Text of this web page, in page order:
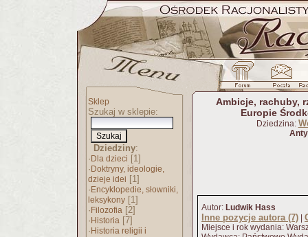
Sklep
Szukaj w sklepie:
Dziedziny:
· Dla dzieci [1]
· Doktryny, ideologie,
dzieje idei [1]
· Encyklopedie, słowniki,
leksykony [1]
· Filozofia [2]
· Historia [7]
· Historia religii i
Ambicje, rachuby,
Europie
Dziedzina:
Autor: Ludwik Hass
Inne pozycje autora (7)
Miejsce i rok wydania: